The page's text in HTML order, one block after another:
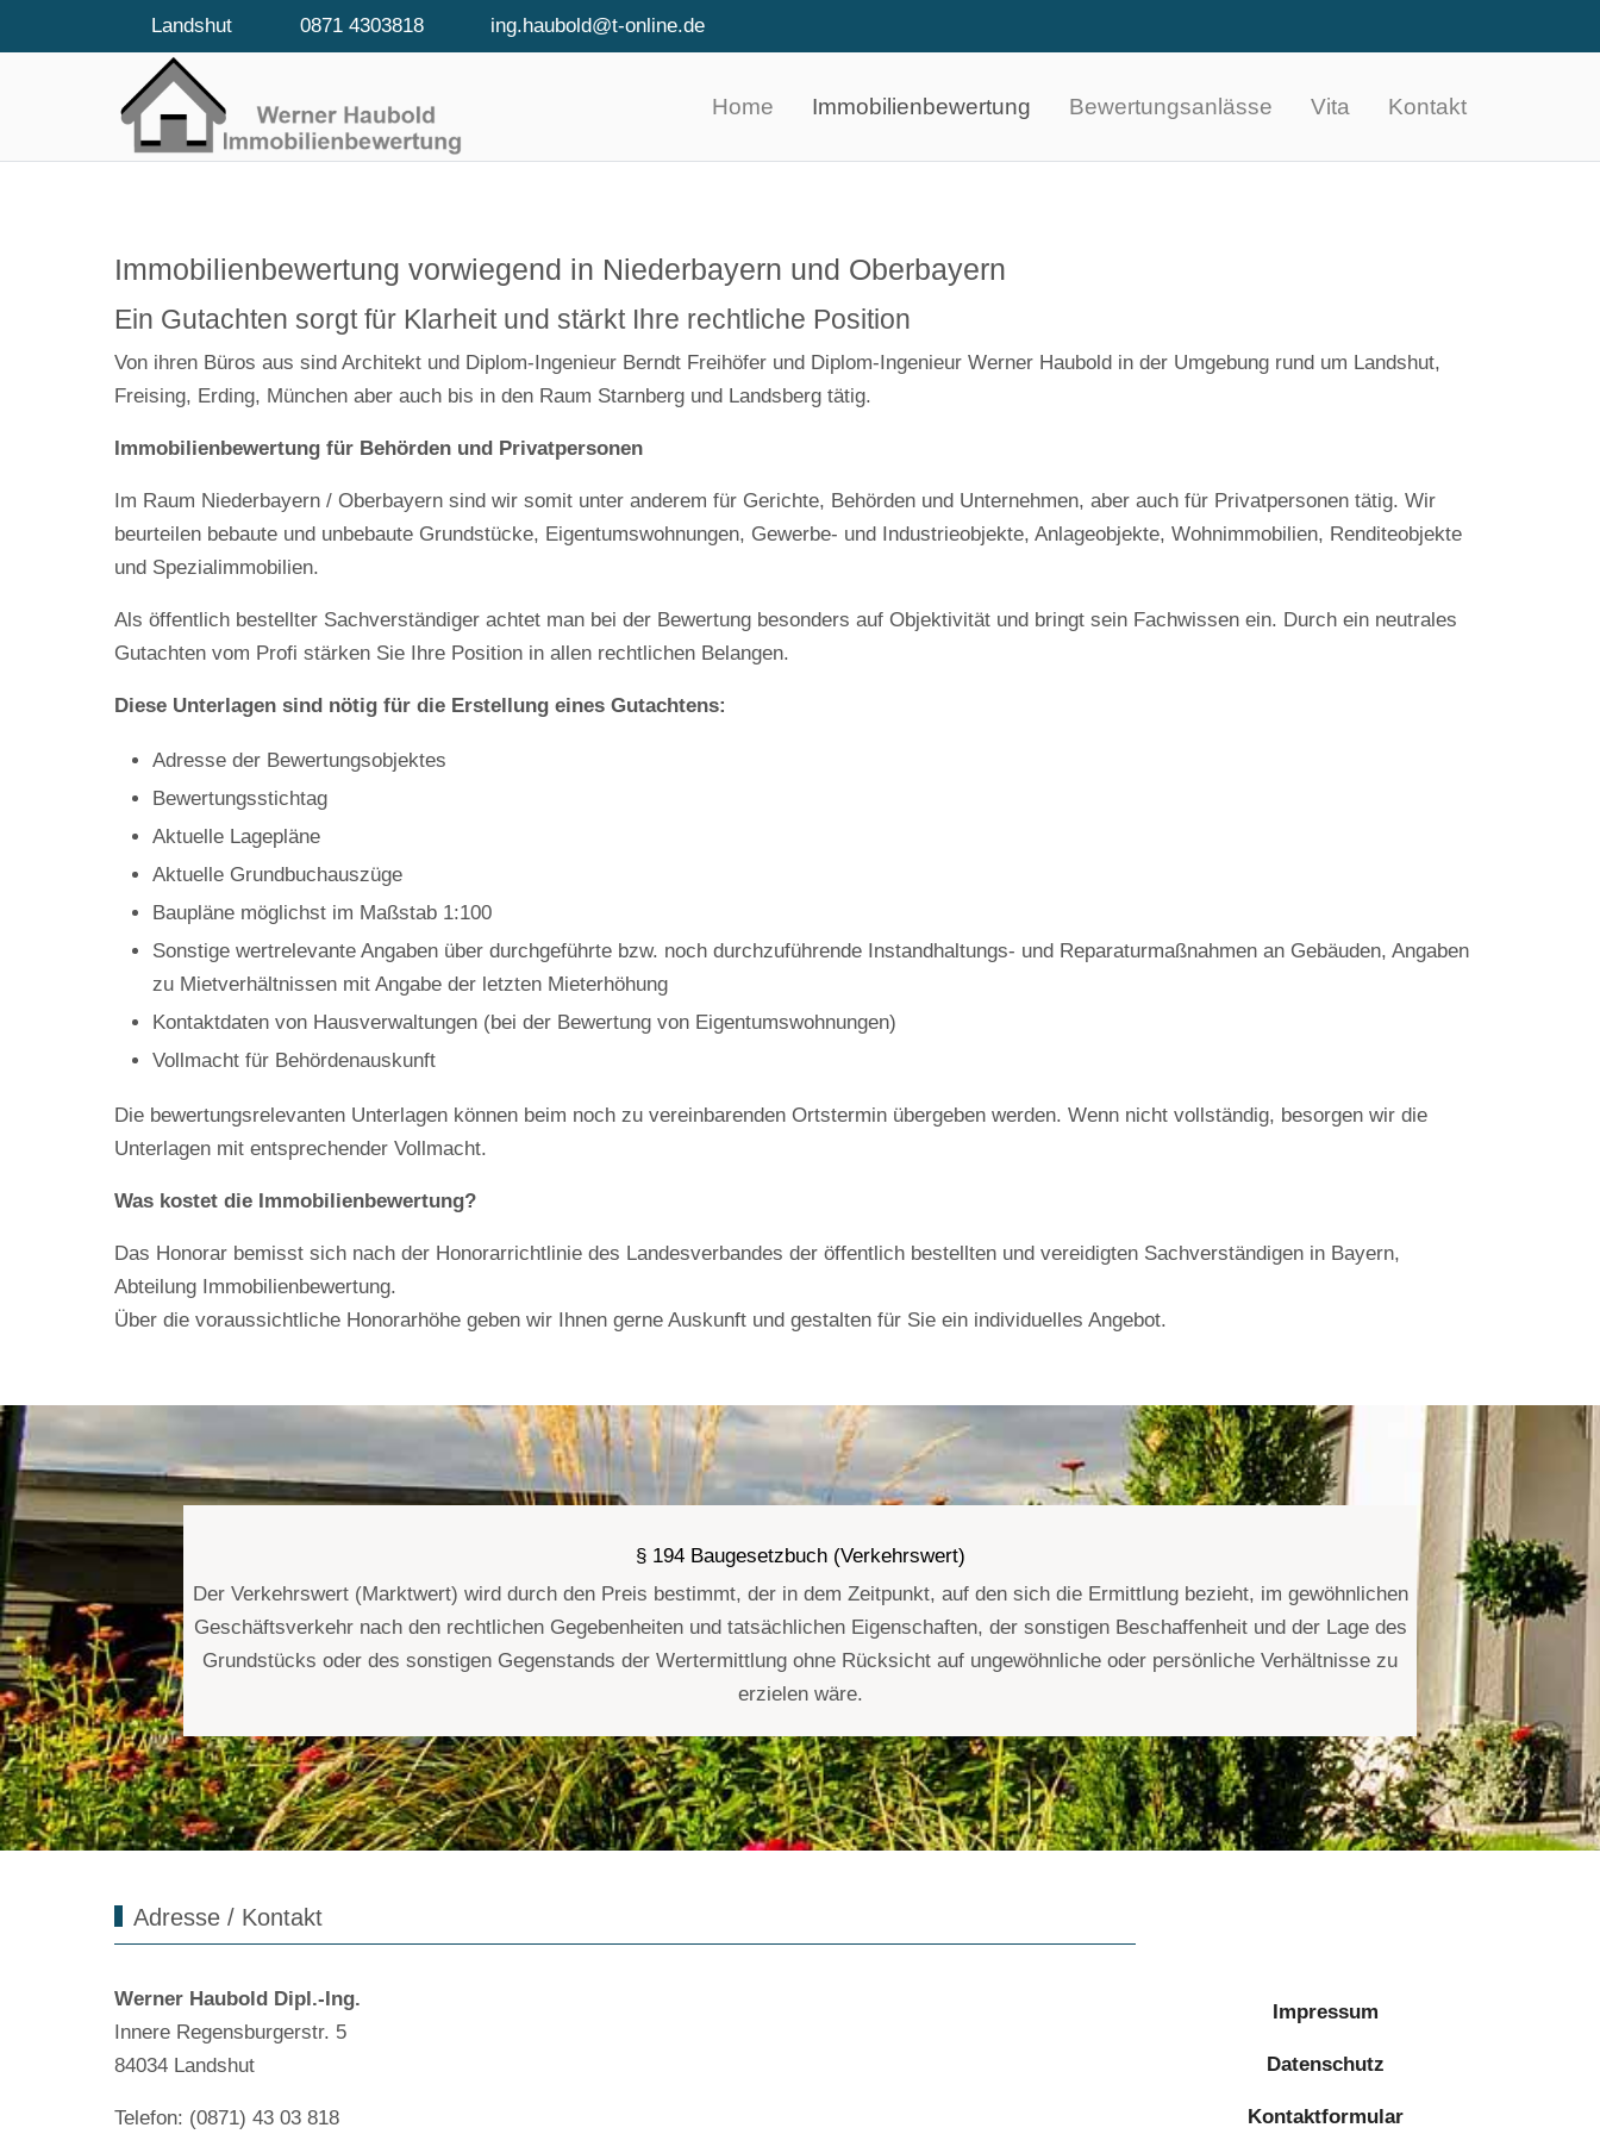
Landshut 0871 4303818 ing.haubold@t-online.de
Home Immobilienbewertung Bewertungsanlässe Vita Kontakt
Immobilienbewertung vorwiegend in Niederbayern und Oberbayern
Ein Gutachten sorgt für Klarheit und stärkt Ihre rechtliche Position
Von ihren Büros aus sind Architekt und Diplom-Ingenieur Berndt Freihöfer und Diplom-Ingenieur Werner Haubold in der Umgebung rund um Landshut,
Freising, Erding, München aber auch bis in den Raum Starnberg und Landsberg tätig.
Immobilienbewertung für Behörden und Privatpersonen
Im Raum Niederbayern / Oberbayern sind wir somit unter anderem für Gerichte, Behörden und Unternehmen, aber auch für Privatpersonen tätig. Wir
beurteilen bebaute und unbebaute Grundstücke, Eigentumswohnungen, Gewerbe- und Industrieobjekte, Anlageobjekte, Wohnimmobilien, Renditeobjekte
und Spezialimmobilien.
Als öffentlich bestellter Sachverständiger achtet man bei der Bewertung besonders auf Objektivität und bringt sein Fachwissen ein. Durch ein neutrales
Gutachten vom Profi stärken Sie Ihre Position in allen rechtlichen Belangen.
Diese Unterlagen sind nötig für die Erstellung eines Gutachtens:
Adresse der Bewertungsobjektes
Bewertungsstichtag
Aktuelle Lagepläne
Aktuelle Grundbuchauszüge
Baupläne möglichst im Maßstab 1:100
Sonstige wertrelevante Angaben über durchgeführte bzw. noch durchzuführende Instandhaltungs- und Reparaturmaßnahmen an Gebäuden, Angaben
zu Mietverhältnissen mit Angabe der letzten Mieterhöhung
Kontaktdaten von Hausverwaltungen (bei der Bewertung von Eigentumswohnungen)
Vollmacht für Behördenauskunft
Die bewertungsrelevanten Unterlagen können beim noch zu vereinbarenden Ortstermin übergeben werden. Wenn nicht vollständig, besorgen wir die
Unterlagen mit entsprechender Vollmacht.
Was kostet die Immobilienbewertung?
Das Honorar bemisst sich nach der Honorarrichtlinie des Landesverbandes der öffentlich bestellten und vereidigten Sachverständigen in Bayern,
Abteilung Immobilienbewertung.
Über die voraussichtliche Honorarhöhe geben wir Ihnen gerne Auskunft und gestalten für Sie ein individuelles Angebot.
§ 194 Baugesetzbuch (Verkehrswert)
Der Verkehrswert (Marktwert) wird durch den Preis bestimmt, der in dem Zeitpunkt, auf den sich die Ermittlung bezieht, im gewöhnlichen
Geschäftsverkehr nach den rechtlichen Gegebenheiten und tatsächlichen Eigenschaften, der sonstigen Beschaffenheit und der Lage des
Grundstücks oder des sonstigen Gegenstands der Wertermittlung ohne Rücksicht auf ungewöhnliche oder persönliche Verhältnisse zu
erzielen wäre.
Adresse / Kontakt
Werner Haubold Dipl.-Ing.
Innere Regensburgerstr. 5
84034 Landshut
Telefon: (0871) 43 03 818
Impressum
Datenschutz
Kontaktformular